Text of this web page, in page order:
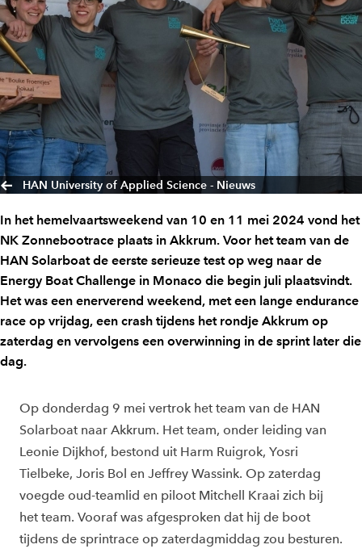
HAN University of Applied Science - Nieuws
In het hemelvaartsweekend van 10 en 11 mei 2024 vond het
NK Zonnebootrace plaats in Akkrum. Voor het team van de
HAN Solarboat de eerste serieuze test op weg naar de
Energy Boat Challenge in Monaco die begin juli plaatsvindt.
Het was een enerverend weekend, met een lange endurance
race op vrijdag, een crash tijdens het rondje Akkrum op
zaterdag en vervolgens een overwinning in de sprint later die
dag.
Op donderdag 9 mei vertrok het team van de HAN
Solarboat naar Akkrum. Het team, onder leiding van
Leonie Dijkhof, bestond uit Harm Ruigrok, Yosri
Tielbeke, Joris Bol en Jeffrey Wassink. Op zaterdag
voegde oud-teamlid en piloot Mitchell Kraai zich bij
het team. Vooraf was afgesproken dat hij de boot
tijdens de sprintrace op zaterdagmiddag zou besturen.